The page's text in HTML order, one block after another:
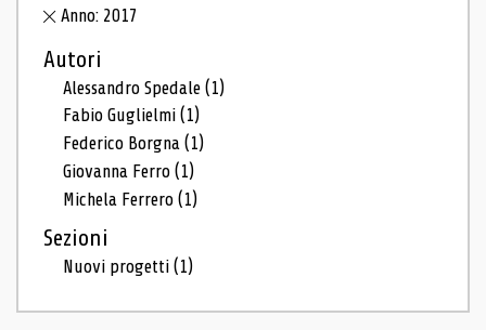
Anno: 2017
Autori
Alessandro Spedale(1)
Fabio Guglielmi(1)
Federico Borgna(1)
Giovanna Ferro(1)
Michela Ferrero(1)
Sezioni
Nuovi progetti(1)